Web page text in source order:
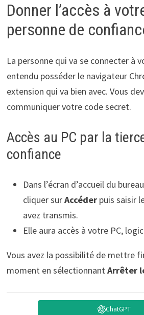
Donner l’accès à
personne de
La personne qui va se connecter à
entendu posséder le navigateur
extension qui va bien avec. Vous
communiquer votre code secret.
Accès au PC par la
confiance
Dans l’écran d’accueil du
cliquer surAccéder puis saisir
avez transmis.
Elle aura accès à votre PC,
Vous avez la possibilité de mettre
moment en sélectionnantArrêter
ChatGPT